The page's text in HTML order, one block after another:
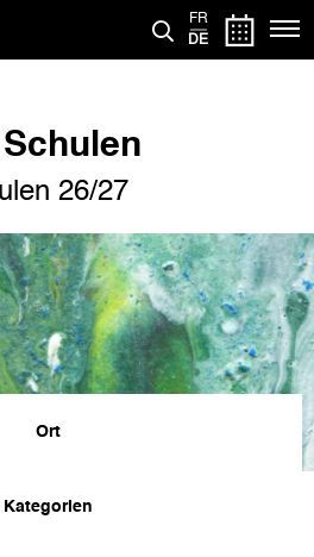
FR
DE
26/27
Ort
Kategorien